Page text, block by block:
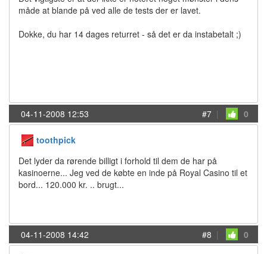
måde at blande på ved alle de tests der er lavet.
Dokke, du har 14 dages returret - så det er da instabetalt ;)
04-11-2008 12:53 #7 | 0
toothpick
Det lyder da rørende billigt i forhold til dem de har på
kasinoerne... Jeg ved de købte en inde på Royal Casino til et
bord... 120.000 kr. .. brugt...
04-11-2008 14:42 #8 | 0